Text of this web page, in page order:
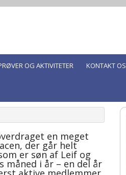
OG AKTIVITETER
dig til en jagtlig prøve
dig til en udstilling
KONTAKT OS
en meget
der går helt
er søn af Leif og
måned i år – en del år